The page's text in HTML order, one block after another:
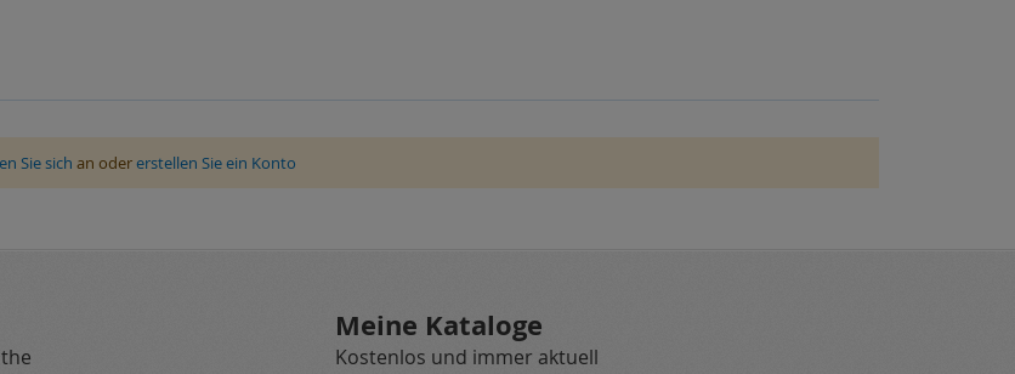
Sie sich an odererstellen Sie ein Konto
Meine Kataloge
Kostenlos und immer aktuell